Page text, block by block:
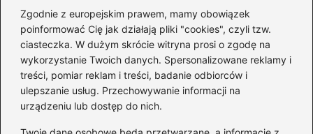
Zgodnie z europejskim prawem, mamy obowiązek
poinformować Cię jak działają pliki "cookies", czyli tzw.
ciasteczka. W dużym skrócie witryna prosi o zgodę na
wykorzystanie Twoich danych. Spersonalizowane reklamy i
treści, pomiar reklam i treści, badanie odbiorców i
ulepszanie usług. Przechowywanie informacji na
urządzeniu lub dostęp do nich.
sylwetkę w zaledwie 90 dni
Idealny garnitur: jak dobrać
go do swojej sylwetki?
Kategorie